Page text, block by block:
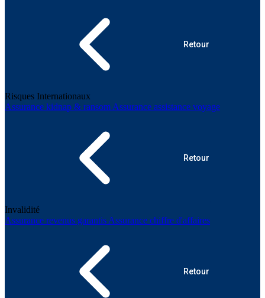
Retour
Risques Internationaux
Assurance kidnap & ransom Assurance assistance voyage
Retour
Invalidité
Assurance revenus garantis Assurance chiffre d'affaires
Retour